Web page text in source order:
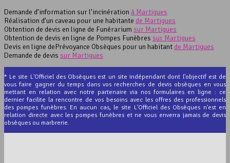
Demande d’information sur l’incinération à Martigues
Réalisation d’un caveau pour une habitante de Martigues
Obtention de devis en ligne de Funérarium sur Martigues
Obtention de devis en ligne de Pompes Funèbres sur Martigues
Devis en ligne dePrévoyance Obsèques pour un habitant de Martigues
Demande de devis sur Martigues
* Le site L'Officiel des Obsèques est un site indépendant dont l'objectif est de
vous faire gagner du temps dans vos recherches de devis obsèques en vous
mettant en relation avec notre partenaire via nos formulaires en ligne : ce
dernier facilite la rencontre de vos besoins avec les offres des professionnels
des pompes funèbres. En aucun cas, le site L'Officiel des Obsèques n'est en
relation directe avec les pompes funèbres et ne vous enverra jamais de devis
obsèques ou marbrerie.